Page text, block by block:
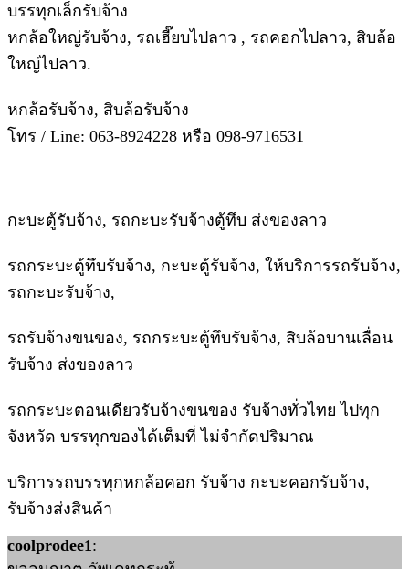
บรรทุกเล็กรับจ้าง
หกล้อใหญ่รับจ้าง, รถเฮี๊ยบไปลาว , รถคอกไปลาว, สิบล้อ
ใหญ่ไปลาว.
หกล้อรับจ้าง, สิบล้อรับจ้าง
โทร / Line: 063-8924228 หรือ 098-9716531
กะบะตู้รับจ้าง, รถกะบะรับจ้างตู้ทึบ ส่งของลาว
รถกระบะตู้ทึบรับจ้าง, กะบะตู้รับจ้าง, ให้บริการรถรับจ้าง,
รถกะบะรับจ้าง,
รถรับจ้างขนของ, รถกระบะตู้ทึบรับจ้าง, สิบล้อบานเลื่อน
รับจ้าง ส่งของลาว
รถกระบะตอนเดียวรับจ้างขนของ รับจ้างทั่วไทย ไปทุก
จังหวัด บรรทุกของได้เต็มที่ ไม่จำกัดปริมาณ
บริการรถบรรทุกหกล้อคอก รับจ้าง กะบะคอกรับจ้าง,
รับจ้างส่งสินค้า
coolprodee1: